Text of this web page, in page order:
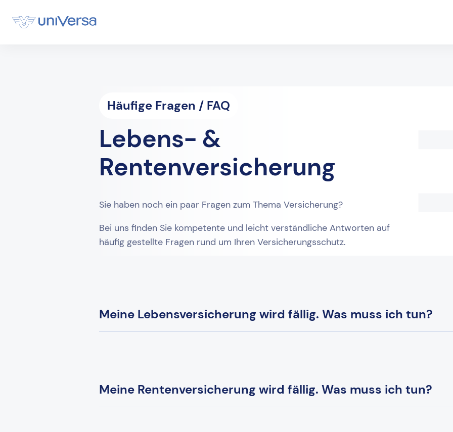
Häufige Fragen / FAQ
Lebens- &
Rentenversicherung
Sie haben noch ein paar Fragen zum Thema Versicherung?
Bei uns finden Sie kompetente und leicht verständliche Antworten auf
häufig gestellte Fragen rund um Ihren Versicherungsschutz.
Meine Lebensversicherung wird fällig. Was muss ich tun?
Meine Rentenversicherung wird fällig. Was muss ich tun?